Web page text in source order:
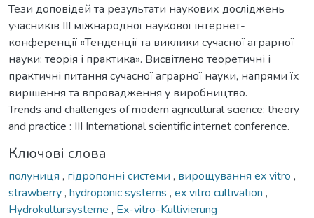
Тези доповідей та результати наукових досліджень
учасників IIІ міжнародної наукової інтернет-
конференції «Тенденції та виклики сучасної аграрної
науки: теорія і практика». Висвітлено теоретичні і
практичні питання сучасної аграрної науки, напрями їх
вирішення та впровадження у виробництво.
Trends and challenges of modern agricultural science: theory
and practice : III International scientific internet conference.
Ключові слова
полуниця , гідропонні системи , вирощування ex vitro ,
strawberry, hydroponic systems , ex vitro cultivation ,
Hydrokultursysteme , Ex-vitro-Kultivierung